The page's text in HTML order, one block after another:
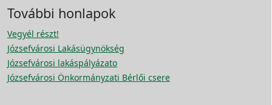
További honlapok
Vegyél részt!
Józsefvárosi Lakásügynökség
Józsefvárosi lakáspályázato
Józsefvárosi Önkormányzati Bérlői csere